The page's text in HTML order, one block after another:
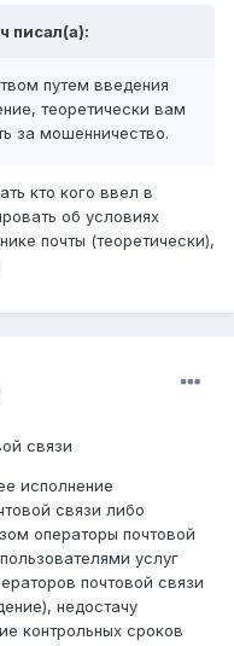
писал(а):
путем введения
теоретически вам
за мошенничество.
кто кого ввел в
об условиях
почты (теоретически),
связи
исполнение
связи либо
операторы почтовой
услуг
почтовой связи
недостачу
контрольных сроков